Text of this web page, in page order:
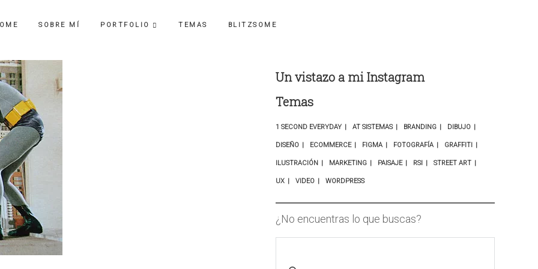
SOBRE MÍ PORTFOLIO TEMAS BLITZSOME
Un vistazo a mi Instagram
Temas
1 SECOND EVERYDAY AT SISTEMAS BRANDING DIBUJO
DISEÑO ECOMMERCE FIGMA FOTOGRAFÍA GRAFFITI
ILUSTRACIÓN MARKETING PAISAJE RSI STREET ART
UX VIDEO WORDPRESS
¿No encuentras lo que buscas?